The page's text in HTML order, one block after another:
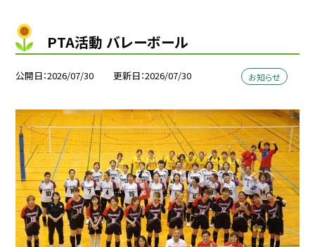
PTA活動 バレーボール
公開日 2026/07/30 更新日 2026/07/30 お知らせ